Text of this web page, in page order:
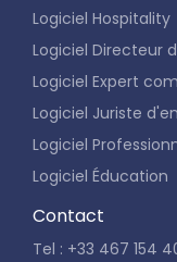
Logiciel Hospitality
Logiciel Directeur
Logiciel Expert
Logiciel Juriste
Logiciel
Logiciel Éducation
Contact
Tel : +33 467 154